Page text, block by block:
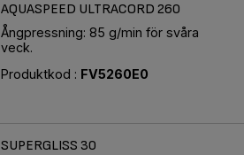
AQUASPEED ULTRACORD 260
Ångpressning: 85 g/min för svåra
veck.
Produktkod : FV5260E0
SUPERGLISS 30